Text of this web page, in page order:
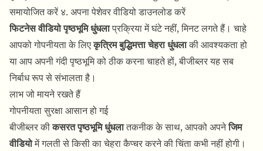
समायोजित करें ४. अपना पेशेवर वीडियो डाउनलोड करें
फिटनेस वीडियो पृष्ठभूमि धुंधलाप्रक्रिया में घंटे नहीं, मिनट लगते हैं। चाहे
आपको गोपनीयता के लिएकृत्रिम बुद्धिमत्ता चेहरा धुंधलाकी आवश्यकता हो
या आप अपनी गंदी पृष्ठभूमि को ठीक करना चाहते हों, बीजीब्लर यह सब
निर्बाध रूप से संभालता है।
लाभ जो मायने रखते हैं
गोपनीयता सुरक्षा आसान हो गई
बीजीब्लर कीकसरत पृष्ठभूमि धुंधलातकनीक के साथ, आपको अपनेजिम
वीडियोमें गलती से किसी का चेहरा कैप्चर करने की चिंता कभी नहीं होगी।